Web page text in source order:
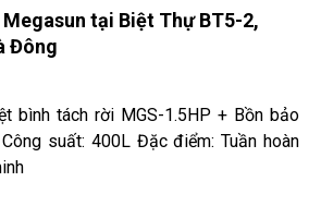
tại Biệt Thự BT5-2,
Đông
bình tách rời MGS-1.5HP + Bồn bảo
suất: 400L Đặc điểm: Tuần hoàn